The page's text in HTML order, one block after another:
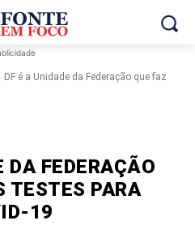
DF é a Unidade da Federação que faz
DA FEDERAÇÃO
TESTES PARA
19